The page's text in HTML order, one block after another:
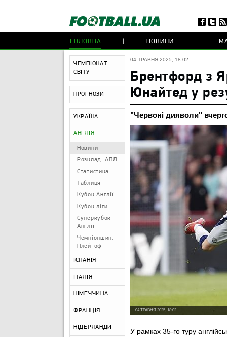
ГОЛОВНА НОВИНИ
ЧЕМПІОНАТ
СВІТУ
ПРОГНОЗИ
УКРАЇНА
АНГЛІЯ
Новини
Розклад. АПЛ
Статистика
Таблиця
Кубок Англії
Кубок ліги
Суперкубок
Англії
Чемпіоншип.
Плей-оф
ІСПАНІЯ
ІТАЛІЯ
НІМЕЧЧИНА
ФРАНЦІЯ
НІДЕРЛАНДИ
04 ТРАВНЯ 2025, 18:02
Брентфорд з
Юнайтед у
"Червоні дияволи"
04 ТРАВНЯ 2025, 18:02
У рамках 35-го туру